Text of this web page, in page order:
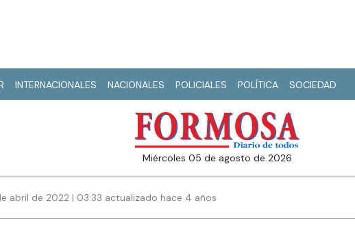
INTERNACIONALES NACIONALES POLICIALES POLÍTICA SOCIEDAD
miércoles 05 de agosto de 2026
abril de 2022 | 03:33 actualizado hace 4 años